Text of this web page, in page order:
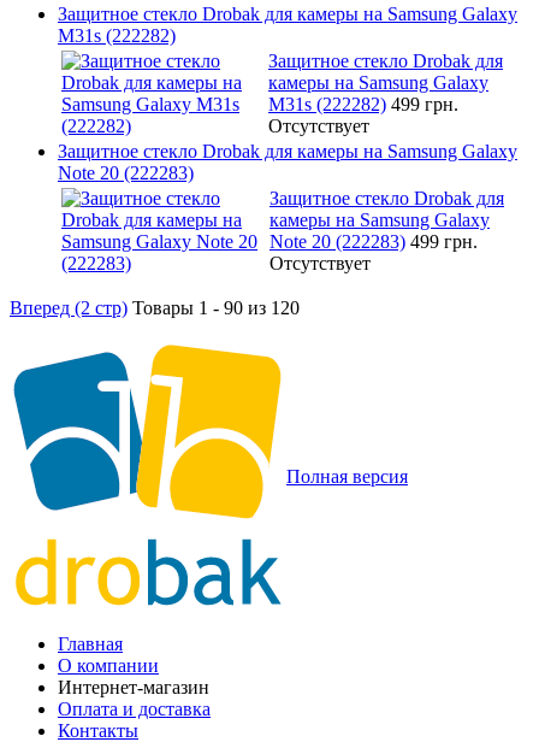
Защитное стекло Drobak для камеры на Samsung Galaxy
M31s (222282)
Защитное стекло Drobak для
камеры на Samsung Galaxy
M31s (222282) 499 грн.
Отсутствует
Защитное стекло Drobak для камеры на Samsung Galaxy
Note 20 (222283)
Защитное стекло Drobak для
камеры на Samsung Galaxy
Note 20 (222283) 499 грн.
Отсутствует
Вперед (2 стр) Товары 1 - 90 из 120
Полная версия
Главная
О компании
Интернет-магазин
Оплата и доставка
Контакты